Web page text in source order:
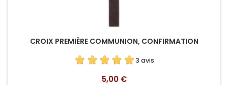
CROIX PREMIÈRE COMMUNION, CONFIRMATION
3 avis
Prix
5,00 €